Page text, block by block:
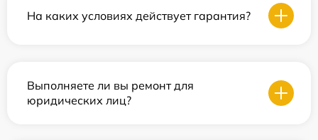
На каких условиях действует гарантия?
Выполняете ли вы ремонт для
юридических лиц?